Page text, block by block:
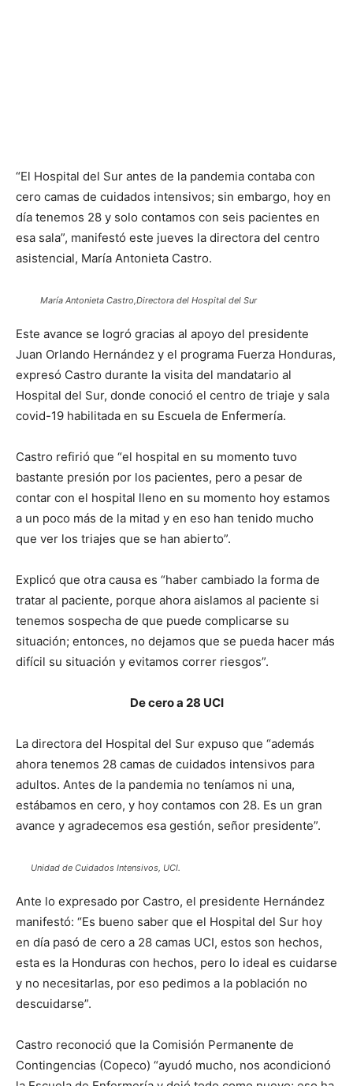
“El Hospital del Sur antes de la pandemia contaba con
cero camas de cuidados intensivos; sin embargo, hoy en
día tenemos 28 y solo contamos con seis pacientes en
esa sala”, manifestó este jueves la directora del centro
asistencial, María Antonieta Castro.
María Antonieta Castro,Directora del Hospital del Sur
Este avance se logró gracias al apoyo del presidente
Juan Orlando Hernández y el programa Fuerza Honduras,
expresó Castro durante la visita del mandatario al
Hospital del Sur, donde conoció el centro de triaje y sala
covid-19 habilitada en su Escuela de Enfermería.
Castro refirió que “el hospital en su momento tuvo
bastante presión por los pacientes, pero a pesar de
contar con el hospital lleno en su momento hoy estamos
a un poco más de la mitad y en eso han tenido mucho
que ver los triajes que se han abierto”.
Explicó que otra causa es “haber cambiado la forma de
tratar al paciente, porque ahora aislamos al paciente si
tenemos sospecha de que puede complicarse su
situación; entonces, no dejamos que se pueda hacer más
difícil su situación y evitamos correr riesgos”.
De cero a 28 UCI
La directora del Hospital del Sur expuso que “además
ahora tenemos 28 camas de cuidados intensivos para
adultos. Antes de la pandemia no teníamos ni una,
estábamos en cero, y hoy contamos con 28. Es un gran
avance y agradecemos esa gestión, señor presidente”.
Unidad de Cuidados Intensivos, UCI.
Ante lo expresado por Castro, el presidente Hernández
manifestó: “Es bueno saber que el Hospital del Sur hoy
en día pasó de cero a 28 camas UCI, estos son hechos,
esta es la Honduras con hechos, pero lo ideal es cuidarse
y no necesitarlas, por eso pedimos a la población no
descuidarse”.
Castro reconoció que la Comisión Permanente de
Contingencias (Copeco) “ayudó mucho, nos acondicionó